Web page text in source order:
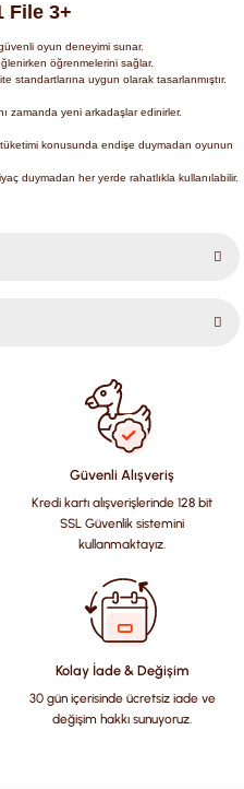
File 3+
oyun deneyimi sunar.
öğrenmelerini sağlar.
standartlarına uygun olarak tasarlanmıştır.
zamanda yeni arkadaşlar edinirler.
konusunda endişe duymadan oyunun
duymadan her yerde rahatlıkla kullanılabilir.
öneri formunu
ederiz.
görüntülenemiyor.
bulunuyor.
pahalı.
olmalı.
Güvenli Alışveriş
Kredi kartı alışverişlerinde 128 bit
SSL Güvenlik sistemini
kullanmaktayız.
Kolay İade & Değişim
30 gün içerisinde ücretsiz iade ve
değişim hakkı sunuyoruz.